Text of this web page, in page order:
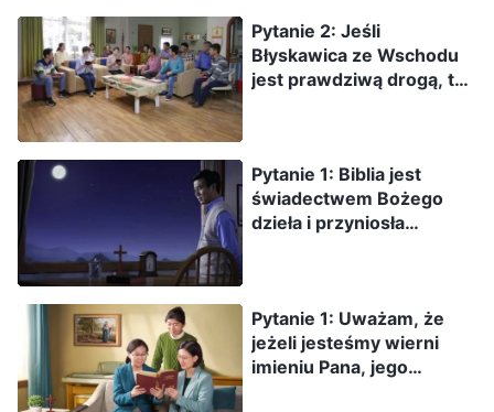
Pytanie 2: Jeśli
Błyskawica ze Wschodu
jest prawdziwą drogą, to
Jezusa, ponieważ On
może nas zbawić, czego
wy używacie do
Pytanie 1: Biblia jest
świadectwem Bożego
dzieła i przyniosła
Boga jako Stwórcę
wszystkich rzeczy,
dowiedzieliśmy się o
Pytanie 1: Uważam, że
jeżeli jesteśmy wierni
imieniu Pana, jego